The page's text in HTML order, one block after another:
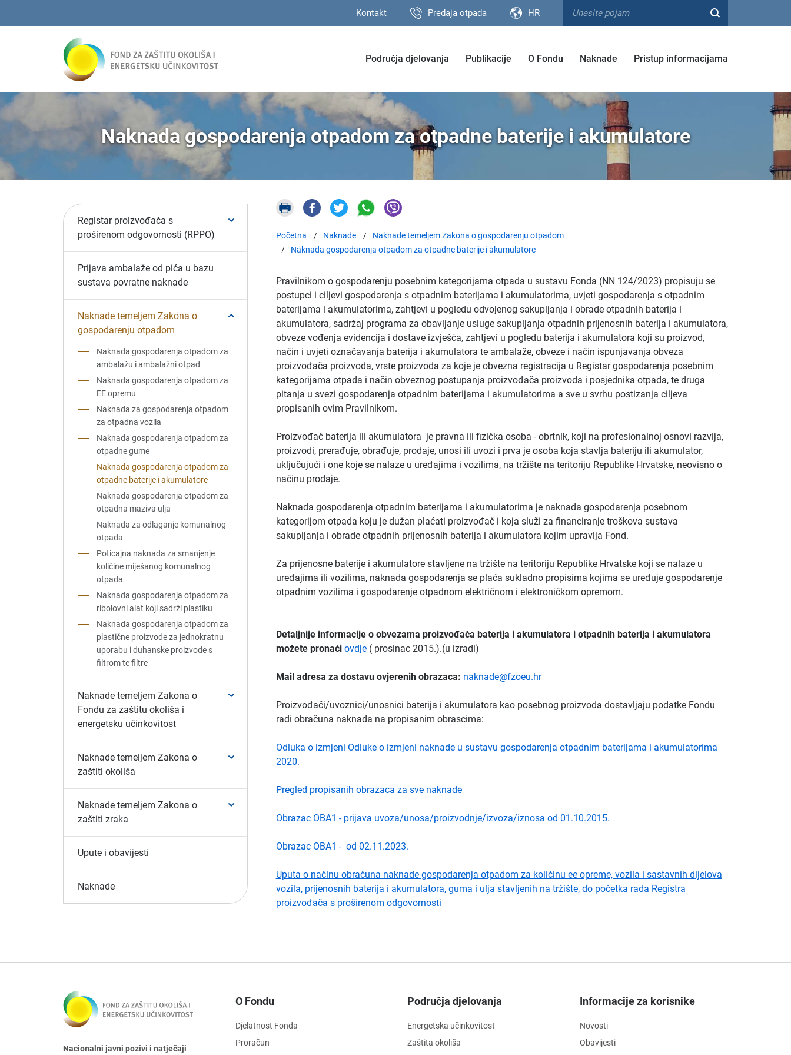
Kontakt Predaja otpada HR
Područja djelovanja Publikacije O Fondu Naknade Pristup informacijama
Naknada gospodarenja otpadom za otpadne baterije i akumulatore
Registar proizvođača s
proširenom odgovornosti (RPPO)
Prijava ambalaže od pića u bazu
sustava povratne naknade
Naknade temeljem Zakona o
gospodarenju otpadom
Naknada gospodarenja otpadom za
ambalažu i ambalažni otpad
Naknada gospodarenja otpadom za
EE opremu
Naknada za gospodarenja otpadom
za otpadna vozila
Naknada gospodarenja otpadom za
otpadne gume
Naknada gospodarenja otpadom za
otpadne baterije i akumulatore
Naknada gospodarenja otpadom za
otpadna maziva ulja
Naknada za odlaganje komunalnog
otpada
Poticajna naknada za smanjenje
količine miješanog komunalnog
otpada
Naknada gospodarenja otpadom za
ribolovni alat koji sadrži plastiku
Naknada gospodarenja otpadom za
plastične proizvode za jednokratnu
uporabu i duhanske proizvode s
filtrom te filtre
Naknade temeljem Zakona o
Fondu za zaštitu okoliša i
energetsku učinkovitost
Naknade temeljem Zakona o
zaštiti okoliša
Naknade temeljem Zakona o
zaštiti zraka
Upute i obavijesti
Naknade
Početna Naknade
Naknade temeljem Zakona o gospodarenju otpadom
Naknada gospodarenja otpadom za otpadne baterije i akumulatore
Pravilnikom o gospodarenju posebnim kategorijama otpada u sustavu Fonda (NN 124/2023) propisuju se
postupci i ciljevi gospodarenja s otpadnim baterijama i akumulatorima, uvjeti gospodarenja s otpadnim
baterijama i akumulatorima, zahtjevi u pogledu odvojenog sakupljanja i obrade otpadnih baterija i
akumulatora, sadržaj programa za obavljanje usluge sakupljanja otpadnih prijenosnih baterija i akumulatora,
obveze vođenja evidencija i dostave izvješća, zahtjevi u pogledu baterija i akumulatora koji su proizvod,
način i uvjeti označavanja baterija i akumulatora te ambalaže, obveze i način ispunjavanja obveza
proizvođača proizvoda, vrste proizvoda za koje je obvezna registracija u Registar gospodarenja posebnim
kategorijama otpada i način obveznog postupanja proizvođača proizvoda i posjednika otpada, te druga
pitanja u svezi gospodarenja otpadnim baterijama i akumulatorima a sve u svrhu postizanja ciljeva
propisanih ovim Pravilnikom.
Proizvođač baterija ili akumulatora je pravna ili fizička osoba - obrtnik, koji na profesionalnoj osnovi razvija,
proizvodi, prerađuje, obrađuje, prodaje, unosi ili uvozi i prva je osoba koja stavlja bateriju ili akumulator,
uključujući i one koje se nalaze u uređajima i vozilima, na tržište na teritoriju Republike Hrvatske, neovisno o
načinu prodaje.
Naknada gospodarenja otpadnim baterijama i akumulatorima je naknada gospodarenja posebnom
kategorijom otpada koju je dužan plaćati proizvođač i koja služi za financiranje troškova sustava
sakupljanja i obrade otpadnih prijenosnih baterija i akumulatora kojim upravlja Fond.
Za prijenosne baterije i akumulatore stavljene na tržište na teritoriju Republike Hrvatske koji se nalaze u
uređajima ili vozilima, naknada gospodarenja se plaća sukladno propisima kojima se uređuje gospodarenje
otpadnim vozilima i gospodarenje otpadnom električnom i elektroničkom opremom.
Detaljnije informacije o obvezama proizvođača baterija i akumulatora i otpadnih baterija i akumulatora
možete pronaći ovdje( prosinac 2015.).(u izradi)
Mail adresa za dostavu ovjerenih obrazaca: naknade@fzoeu.hr
Proizvođači/uvoznici/unosnici baterija i akumulatora kao posebnog proizvoda dostavljaju podatke Fondu
radi obračuna naknada na propisanim obrascima:
Odluka o izmjeni Odluke o izmjeni naknade u sustavu gospodarenja otpadnim baterijama i akumulatorima
2020.
Pregled propisanih obrazaca za sve naknade
Obrazac OBA1 - prijava uvoza/unosa/proizvodnje/izvoza/iznosa od 01.10.2015.
Obrazac OBA1 - od 02.11.2023.
Uputa o načinu obračuna naknade gospodarenja otpadom za količinu ee opreme, vozila i sastavnih dijelova
vozila, prijenosnih baterija i akumulatora, guma i ulja stavljenih na tržište, do početka rada Registra
proizvođača s proširenom odgovornosti
Nacionalni javni pozivi i natječaji
O Fondu
Djelatnost Fonda
Proračun
Područja djelovanja
Energetska učinkovitost
Zaštita okoliša
Informacije za korisnike
Novosti
Obavijesti